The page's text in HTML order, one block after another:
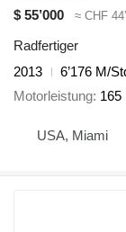
$ 55’000
≈ CHF
Radfertiger
2013
6’176 M/
Motorleistung 165
USA, Miami